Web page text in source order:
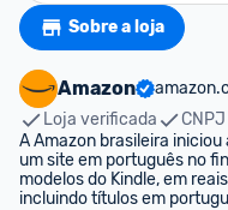
Sobre a loja
Amazon
Loja verificada
A Amazon brasileira
um site em português no
modelos do Kindle, em
incluindo títulos em